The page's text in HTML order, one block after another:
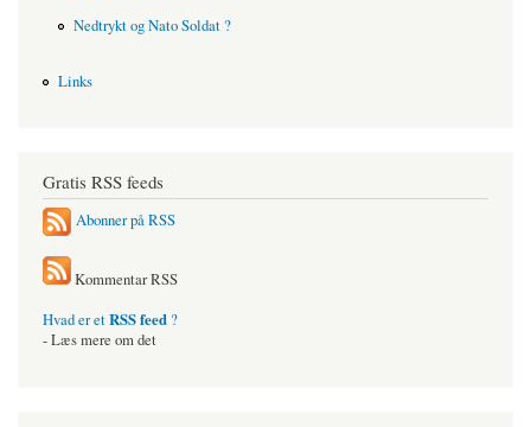
Nedtrykt og Nato Soldat ?
Links
Gratis RSS feeds
Abonner på RSS
Kommentar RSS
Hvad er etRSS feed ?
- Læs mere om det